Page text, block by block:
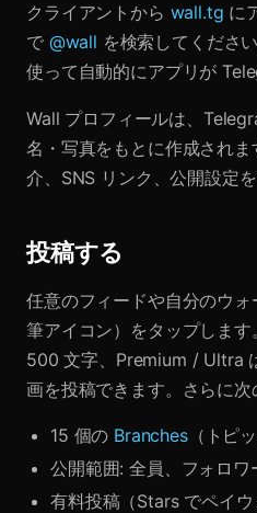
クライアントから wall.tg に
で @wall を検索してくださ
使って自動的にアプリが
Wall プロフィールは、
名・写真をもとに作成され
介、SNS リンク、公開設定を
投稿する
任意のフィードや自分のウ
筆アイコン）をタップしま
500 文字、Premium / Ultra
画を投稿できます。さらに
15 個の Branches（トピ
公開範囲: 全員、フォロワ
有料投稿（Stars でペイウ